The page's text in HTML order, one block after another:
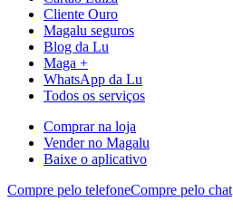
Cliente Ouro
Magalu seguros
Blog da Lu
Maga +
WhatsApp da Lu
Todos os serviços
Comprar na loja
Vender no Magalu
Baixe o aplicativo
Compre pelo telefoneCompre pelo chat